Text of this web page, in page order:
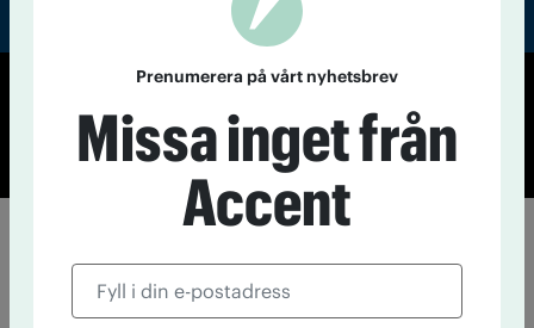
© Tidningen Accent 2026
Cookiepolicy
Personuppgiftspolicy
Prenumerera på vårt nyhetsbrev
Missa inget från
Accent